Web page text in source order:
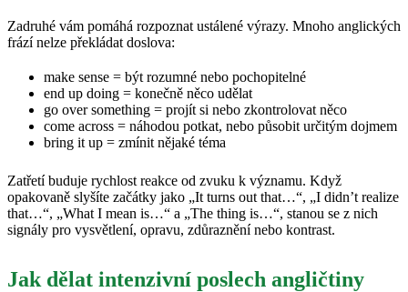
Zadruhé vám pomáhá rozpoznat ustálené výrazy. Mnoho anglických
frází nelze překládat doslova:
make sense = být rozumné nebo pochopitelné
end up doing = konečně něco udělat
go over something = projít si nebo zkontrolovat něco
come across = náhodou potkat, nebo působit určitým dojmem
bring it up = zmínit nějaké téma
Zatřetí buduje rychlost reakce od zvuku k významu. Když
opakovaně slyšíte začátky jako „It turns out that…“, „I didn’t realize
that…“, „What I mean is…“ a „The thing is…“, stanou se z nich
signály pro vysvětlení, opravu, zdůraznění nebo kontrast.
Jak dělat intenzivní poslech angličtiny